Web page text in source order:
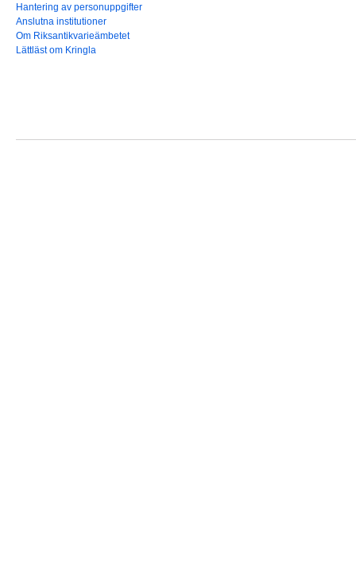
Hantering av personuppgifter
Anslutna institutioner
Om Riksantikvarieämbetet
Lättläst om Kringla